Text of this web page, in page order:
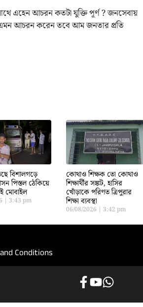
এহেন আচরন কতটা যুক্তি পূর্ণ ? জনসেবায়
এমন আচরন করেন তবে আম জনতার প্রতি
বিশালগড়ে
পিস্তল ঠেকিয়ে
মোবাইল
3:43 pm
কোথাও শিক্ষক তো কোথাও
শিক্ষার্থীর সঙ্কট, হাসির
খোঁড়াকে পরিণত ত্রিপুরার
শিক্ষা ব্যবস্থা
06/08/2026 3:42 pm
Conditions